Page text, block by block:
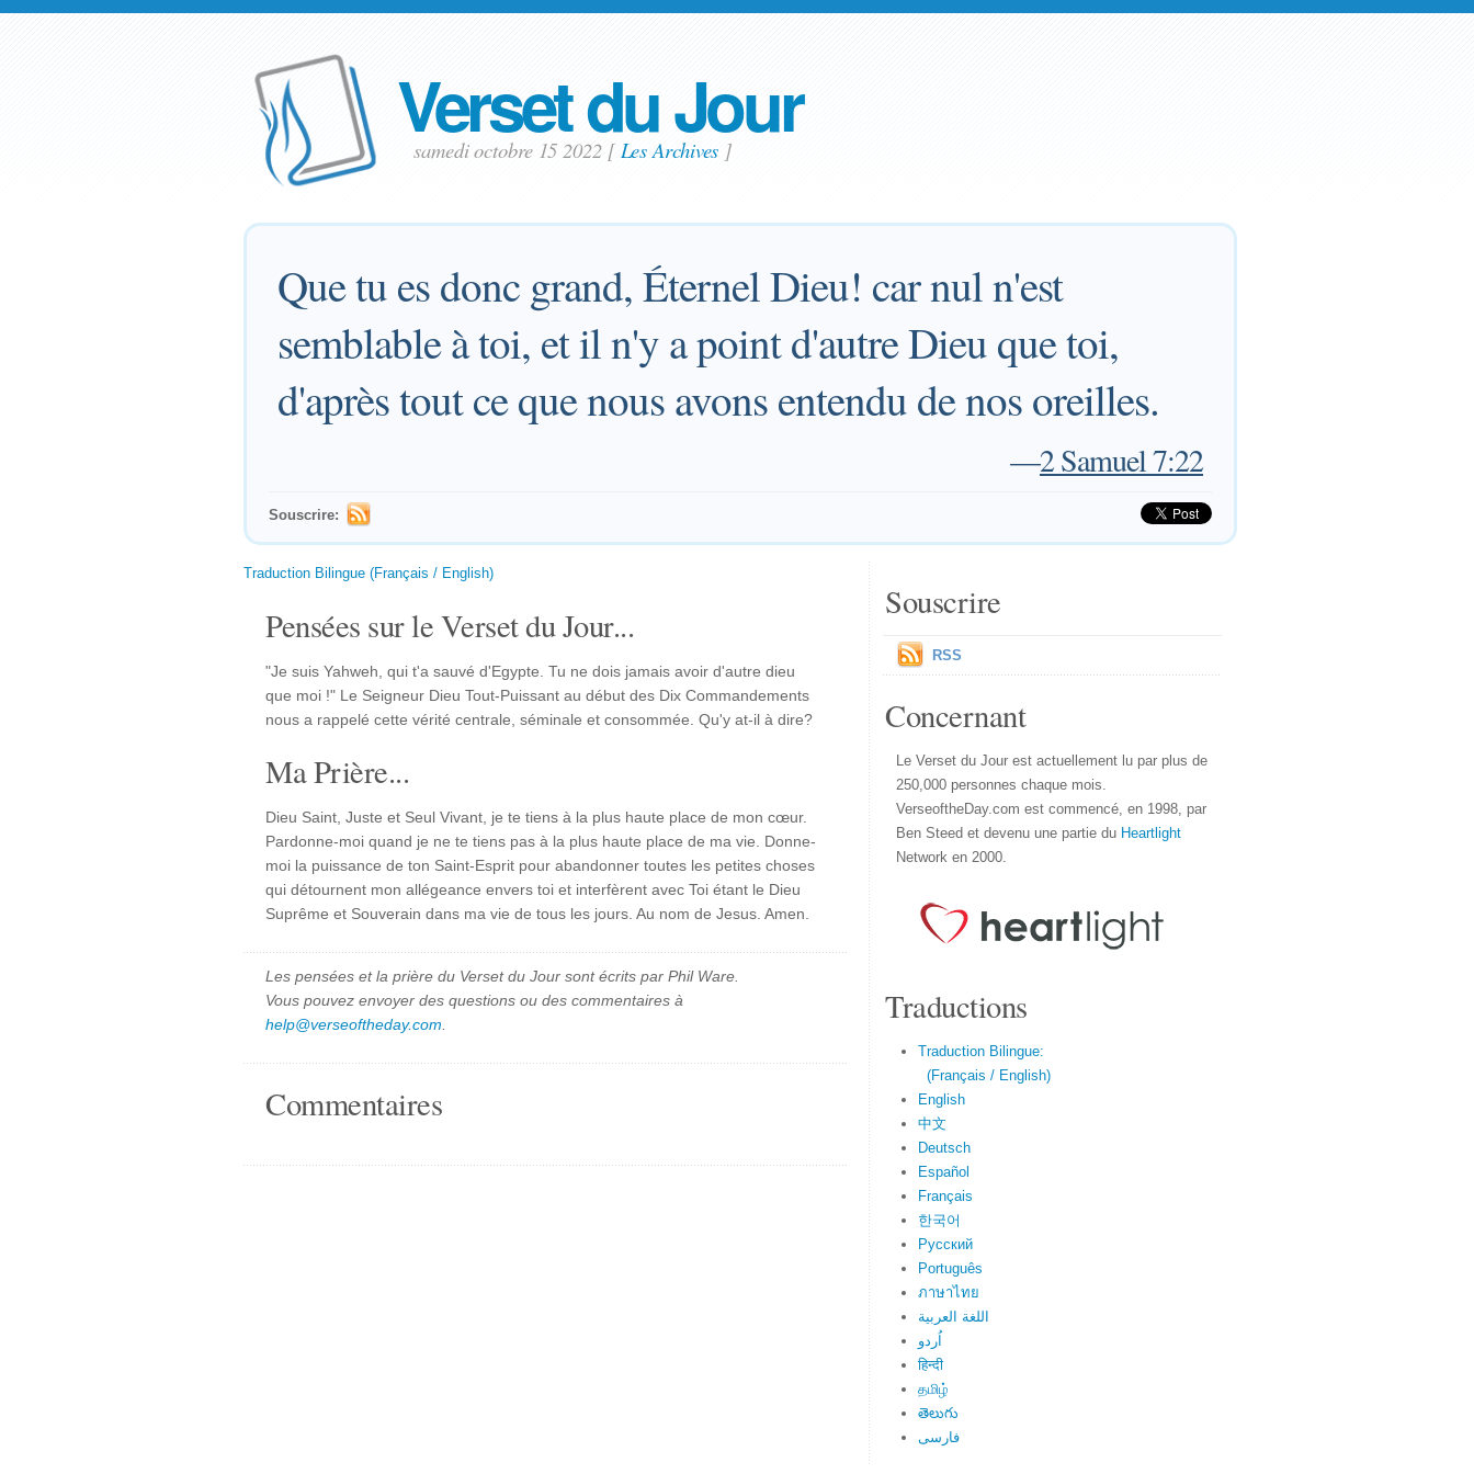
Verset du Jour
samedi octobre 15 2022 [ Les Archives ]
Que tu es donc grand, Éternel Dieu! car nul n'est
semblable à toi, et il n'y a point d'autre Dieu que toi,
d'après tout ce que nous avons entendu de nos oreilles.
—2 Samuel 7:22
Souscrire:
Traduction Bilingue (Français / English)
Pensées sur le Verset du Jour...
"Je suis Yahweh, qui t'a sauvé d'Egypte. Tu ne dois jamais avoir d'autre dieu
que moi !" Le Seigneur Dieu Tout-Puissant au début des Dix Commandements
nous a rappelé cette vérité centrale, séminale et consommée. Qu'y at-il à dire?
Ma Prière...
Dieu Saint, Juste et Seul Vivant, je te tiens à la plus haute place de mon cœur.
Pardonne-moi quand je ne te tiens pas à la plus haute place de ma vie. Donne-
moi la puissance de ton Saint-Esprit pour abandonner toutes les petites choses
qui détournent mon allégeance envers toi et interfèrent avec Toi étant le Dieu
Suprême et Souverain dans ma vie de tous les jours. Au nom de Jesus. Amen.
Les pensées et la prière du Verset du Jour sont écrits par Phil Ware.
Vous pouvez envoyer des questions ou des commentaires à
help@verseoftheday.com
Commentaires
Souscrire
RSS
Concernant
Le Verset du Jour est actuellement lu par plus de
250,000 personnes chaque mois.
VerseoftheDay.com est commencé, en 1998, par
Ben Steed et devenu une partie du Heartlight
Network en 2000.
Traductions
Traduction Bilingue:
(Français / English)
English
中文
Deutsch
Español
Français
한국어
Русский
Português
ภาษาไทย
اللغة العربية
اُردو
हिन्दी
தமிழ்
తెలుగు
فارسی